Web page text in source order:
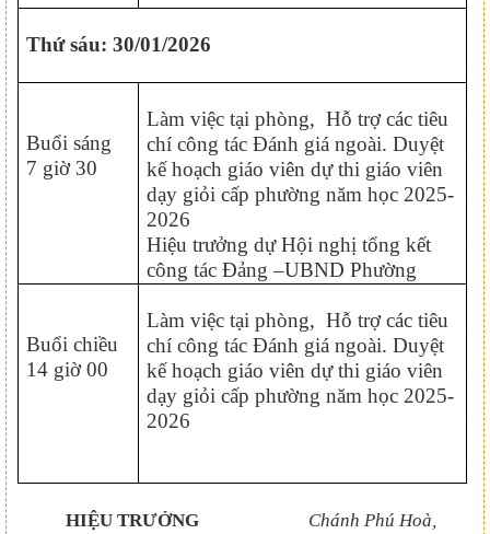
Thứ sáu: 30/01/2026
Buổi sáng
7 giờ 30
Làm việc tại phòng, Hỗ trợ các tiêu
chí công tác Đánh giá ngoài. Duyệt
kế hoạch giáo viên dự thi giáo viên
dạy giỏi cấp phường năm học 2025-
2026
Hiệu trưởng dự Hội nghị tổng kết
công tác Đảng –UBND Phường
Buổi chiều
14 giờ 00
Làm việc tại phòng, Hỗ trợ các tiêu
chí công tác Đánh giá ngoài. Duyệt
kế hoạch giáo viên dự thi giáo viên
dạy giỏi cấp phường năm học 2025-
2026
HIỆU TRƯỞNG Chánh Phú Hoà,